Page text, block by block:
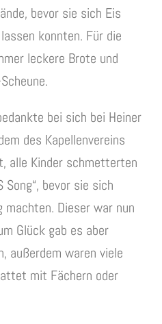
bevor sie sich Eis
konnten. Für die
leckere Brote und
bei sich bei Heiner
des Kapellenvereins
alle Kinder schmetterten
Song“, bevor sie sich
machten. Dieser war nun
Glück gab es aber
außerdem waren viele
mit Fächern oder